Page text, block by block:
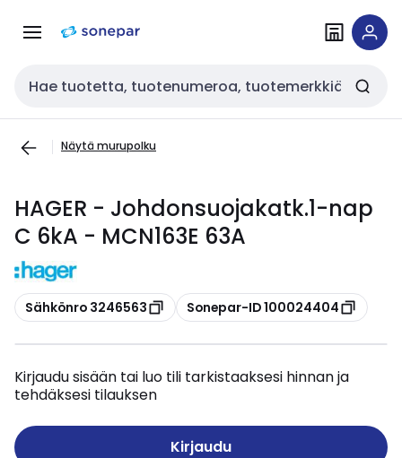
navigointiinsisältöön
Haku
Näytä murupolku
HAGER - Johdonsuojakatk.1-nap
C 6kA - MCN163E 63A
Kopioi
Sähkönro 3246563 Kopioi
Sonepar-ID 100024404
Kirjaudu sisään tai luo tili tarkistaaksesi hinnan ja
tehdäksesi tilauksen
Kirjaudu